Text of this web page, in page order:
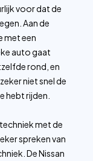
voor dat de
Aan de
met een
auto gaat
rond, en
niet snel de
hebt rijden.
met de
spreken van
De Nissan